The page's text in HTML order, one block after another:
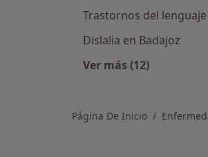
Trastornos del
Dislalia en Badajoz
Ver más (12)
Página De Inicio